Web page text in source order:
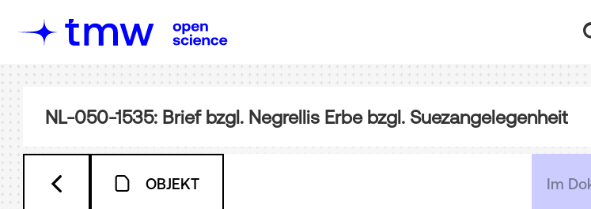
NL-050-1535: Brief bzgl. Negrellis Erbe bzgl. Suezangelegenheit
OBJEKT